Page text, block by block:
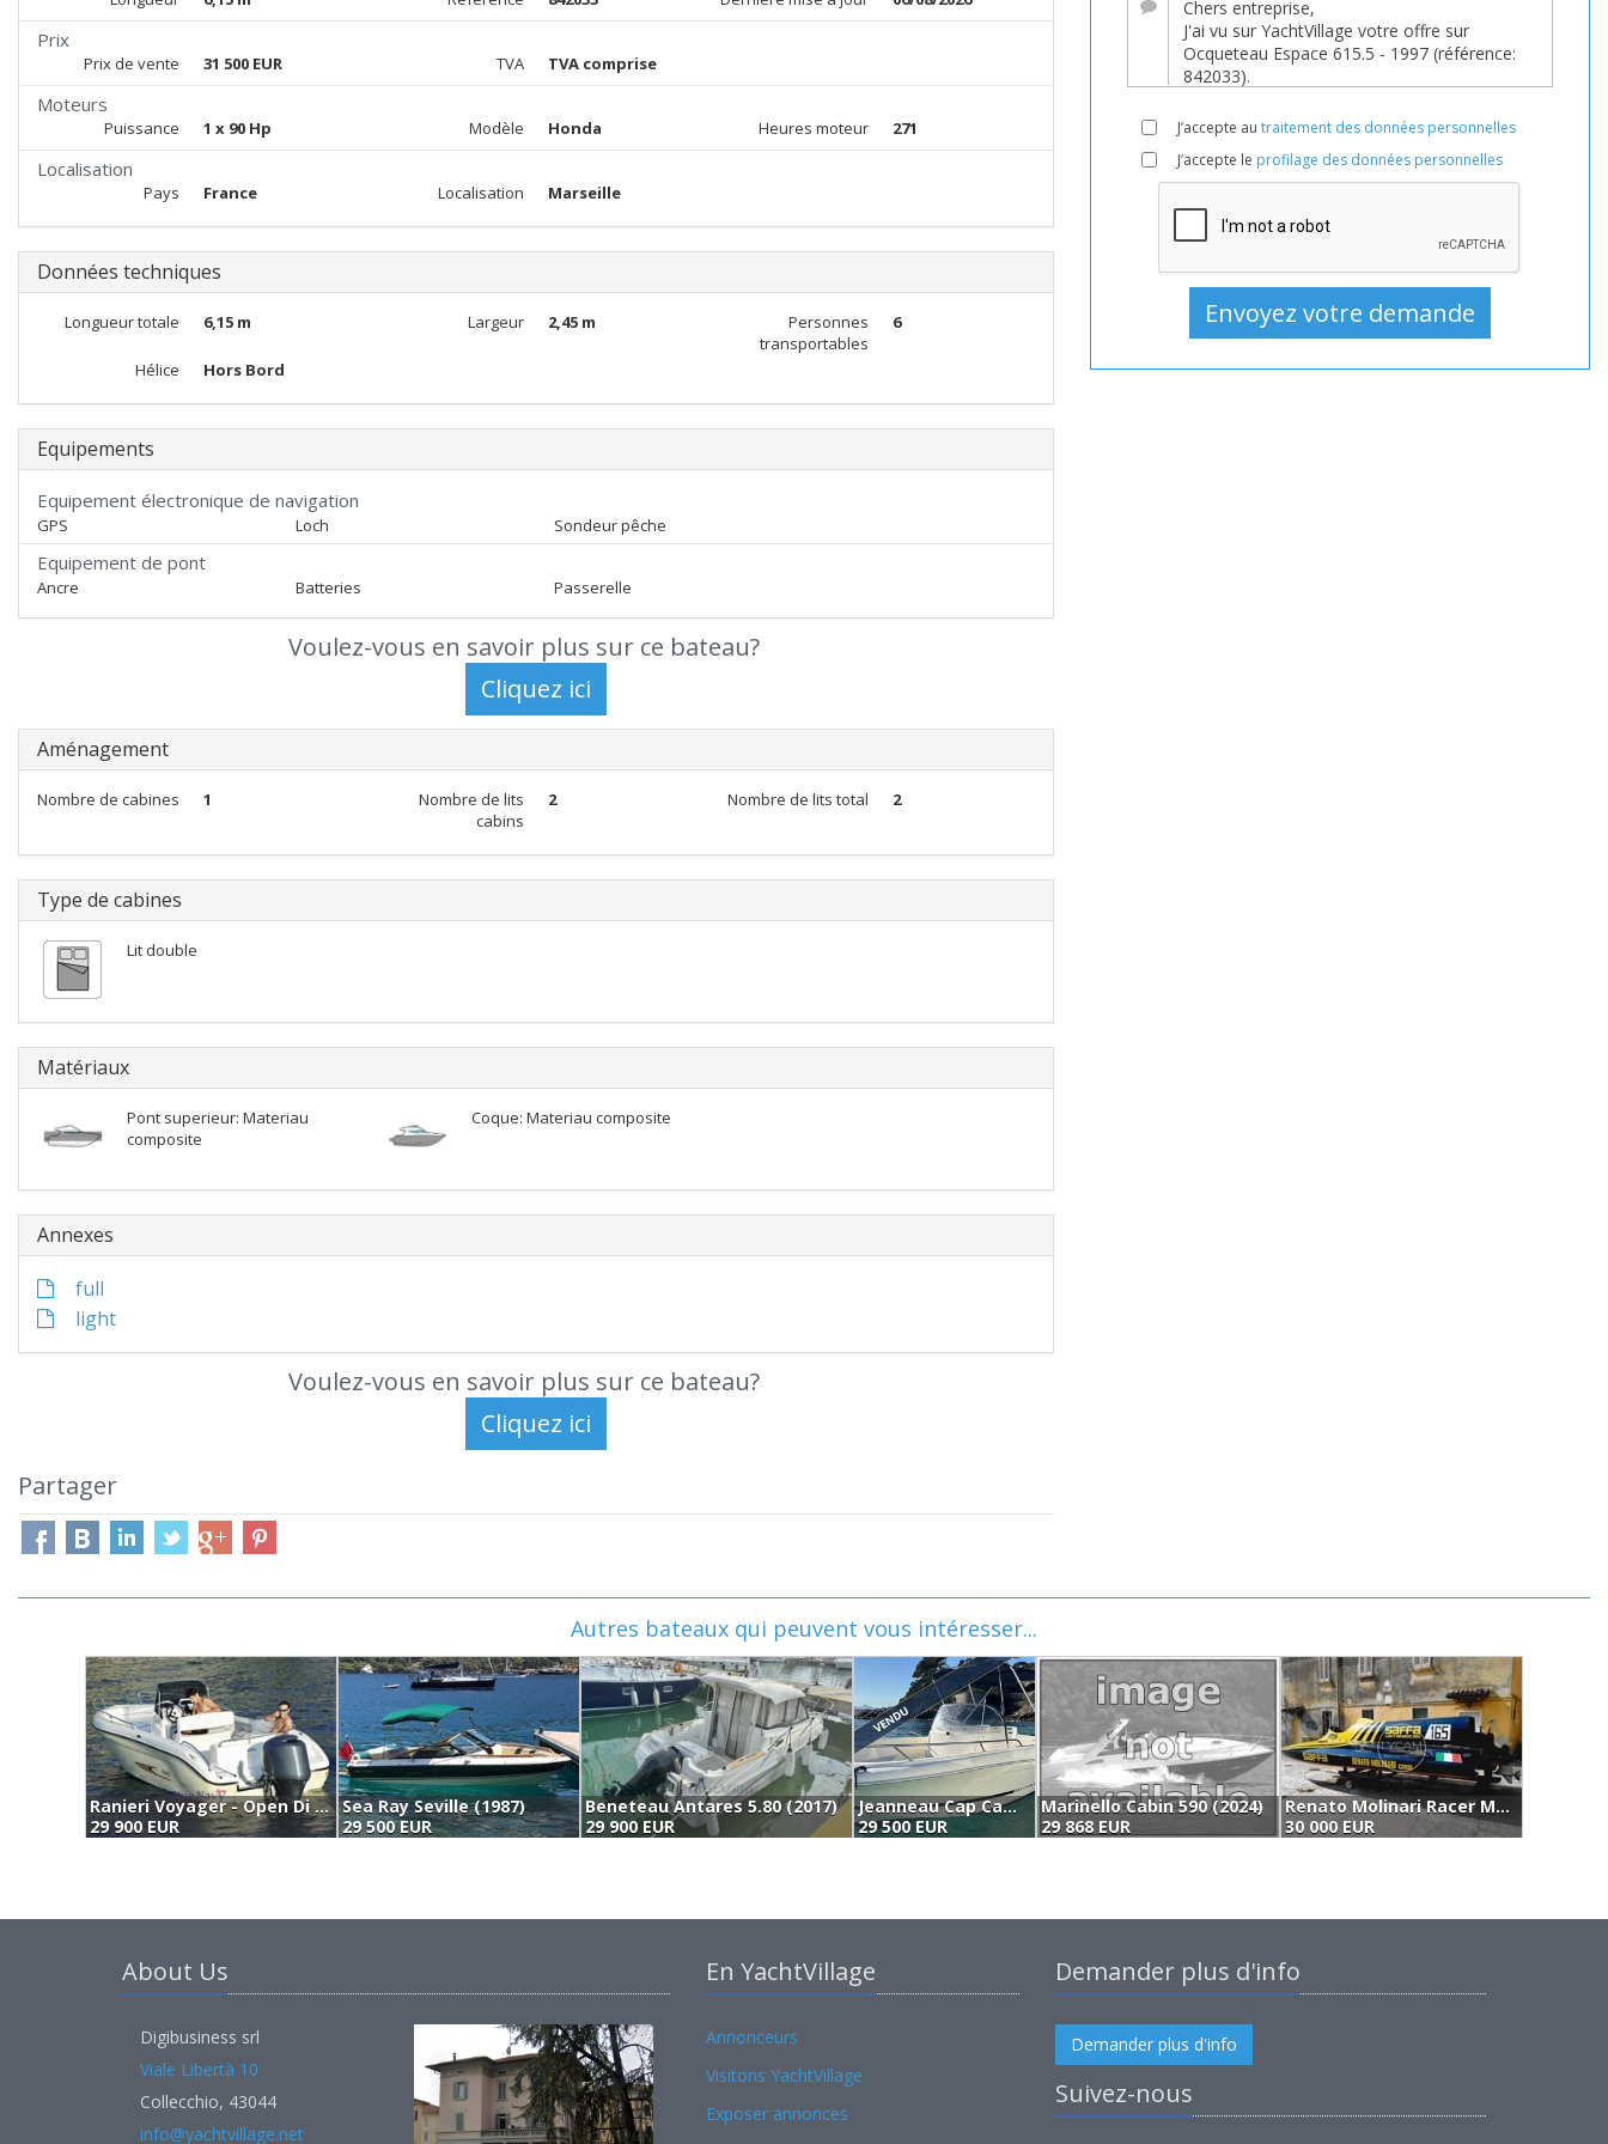
Bateaux,
Bateau
Bateaux
D'occasion,
moteur
En
vente,
Bateau
Prix
Prix de vente 31 500 EUR TVA TVA comprise
Moteurs
Puissance 1 x 90 Hp Modèle Honda Heures moteur 271
Localisation
Pays France Localisation Marseille
Données techniques
Longueur totale 6,15 m Largeur 2,45 m
Personnes
transportables
6
Hélice Hors Bord
Equipements
Equipement électronique de navigation
GPS Loch Sondeur pêche
Equipement de pont
Ancre Batteries Passerelle
Voulez-vous en savoir plus sur ce bateau?
Aménagement
Nombre de cabines 1
Nombre de lits
cabins
2 Nombre de lits total 2
Type de cabines
Lit double
Matériaux
Pont superieur: Materiau
composite
Coque: Materiau composite
Annexes
full
light
Voulez-vous en savoir plus sur ce bateau?
Partager
J’accepte au traitement des données personnelles
J’accepte le profilage des données personnelles
Autres bateaux qui peuvent vous intéresser...
Ranieri Voyager - Open Di 6,4mt (2026)
29 900 EUR
Sea Ray Seville (1987)
29 500 EUR
Beneteau Antares 5.80 (2017)
29 900 EUR
Jeanneau Cap Camarat 6.35 (2007)
29 500 EUR
Marinello Cabin 590 (2024)
29 868 EUR
Renato Molinari Racer Motonautica Categoria R3 (1978)
30 000 EUR
About Us
Digibusiness srl
Viale Libertà 10
Collecchio, 43044
info@yachtvillage.net
En YachtVillage
Annonceurs
Visitons YachtVillage
Exposer annonces
Demander plus d'info
Demander plus d'info
Suivez-nous